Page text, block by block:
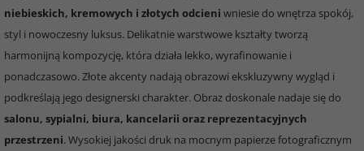
niebieskich, kremowych i złotych odcieni wniesie do wnętrza spokój,
styl i nowoczesny luksus. Delikatnie warstwowe kształty tworzą
harmonijną kompozycję, która działa lekko, wyrafinowanie i
ponadczasowo. Złote akcenty nadają obrazowi ekskluzywny wygląd i
podkreślają jego designerski charakter. Obraz doskonale nadaje się do
salonu, sypialni, biura, kancelarii oraz reprezentacyjnych
przestrzeni. Wysokiej jakości druk na mocnym papierze fotograficznym